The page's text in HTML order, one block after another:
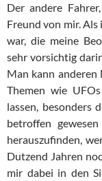
Der andere
Freund von mir. Als
war, die meine
sehr vorsichtig
Man kann anderen
Themen wie
lassen, besonders
betroffen
herauszufinden,
Dutzend Jahren
mir dabei in den